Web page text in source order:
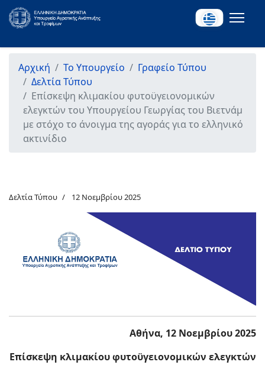
Αρχική Το Υπουργείο
Γραφείο Τύπου
Δελτία Τύπου
Επίσκεψη κλιμακίου φυτοϋγειονομικών
ελεγκτών του Υπουργείου Γεωργίας του Βιετνάμ
με στόχο το άνοιγμα της αγοράς για το ελληνικό
ακτινίδιο
Δελτία Τύπου 12 Νοεμβρίου 2025
Αθήνα, 12 Νοεμβρίου 2025
Επίσκεψη κλιμακίου φυτοϋγειονομικών ελεγκτών